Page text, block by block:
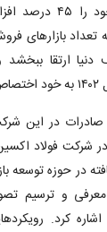
تامین نیاز داخل،
بازارهای
دنیا ارتقا
صادرات در این
شرکت فولاد
در حوزه توسعه
و ترسیم
کرد.